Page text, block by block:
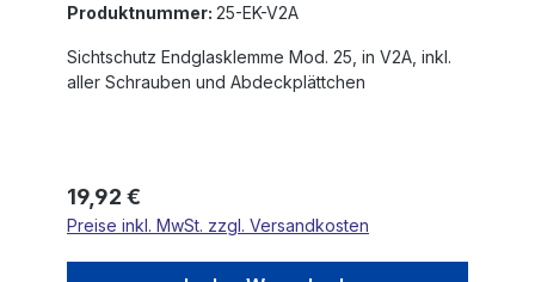
Produktnummer: 25-EK-V2A
Sichtschutz Endglasklemme Mod. 25, in V2A, inkl.
aller Schrauben und Abdeckplättchen
Regulärer Preis:
19,92 €
Preise inkl. MwSt. zzgl. Versandkosten